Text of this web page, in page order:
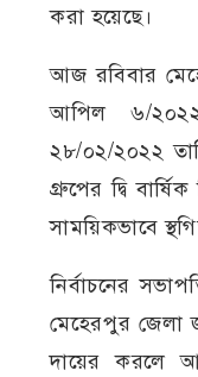
করা হয়েছে।
আজ রবিবার
আপিল ৬/
২৮/০২/২০২২
গ্রুপের দ্বি
সাময়িকভাবে
নির্বাচনের
মেহেরপুর জেলা
দায়ের করলে